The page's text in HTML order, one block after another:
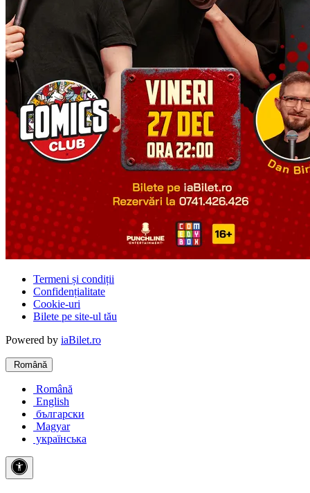
Termeni și condiții
Confidențialitate
Cookie-uri
Bilete pe site-ul tău
Powered by iaBilet.ro
Română
Română
English
български
Magyar
українська